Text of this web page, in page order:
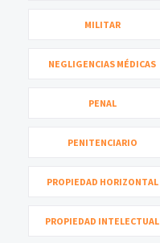
MILITAR
NEGLIGENCIAS MÉDICAS
PENAL
PENITENCIARIO
PROPIEDAD HORIZONTAL
PROPIEDAD INTELECTUAL